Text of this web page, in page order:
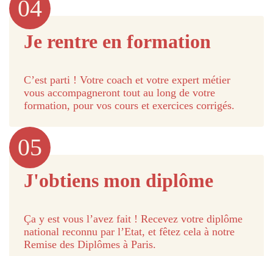
04
Je rentre en formation
C’est parti ! Votre coach et votre expert métier
vous accompagneront tout au long de votre
formation, pour vos cours et exercices corrigés.
05
J'obtiens mon diplôme
Ça y est vous l’avez fait ! Recevez votre diplôme
national reconnu par l’Etat, et fêtez cela à notre
Remise des Diplômes à Paris.